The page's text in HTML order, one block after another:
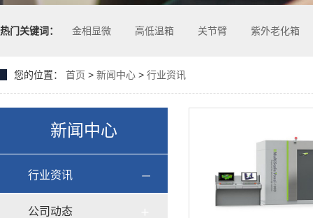
热门关键词： 金相显微 高低温箱 关节臂 紫外老化箱
您的位置： 首页 > 新闻中心 > 行业资讯
新闻中心
行业资讯
公司动态